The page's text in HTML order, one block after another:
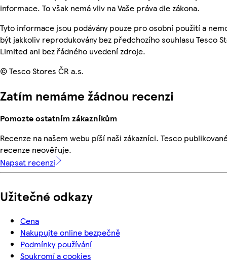
informace. To však nemá vliv na Vaše práva dle zákona.
Tyto informace jsou podávány pouze pro osobní použití a
být jakkoliv reprodukovány bez předchozího souhlasu Tesco
Limited ani bez řádného uvedení zdroje.
© Tesco Stores ČR a.s.
Zatím nemáme žádnou recenzi
Pomozte ostatním zákazníkům
Recenze na našem webu píší naši zákazníci. Tesco
recenze neověřuje.
Napsat recenzi
Užitečné odkazy
Cena
Nakupujte online bezpečně
Podmínky používání
Soukromí a cookies